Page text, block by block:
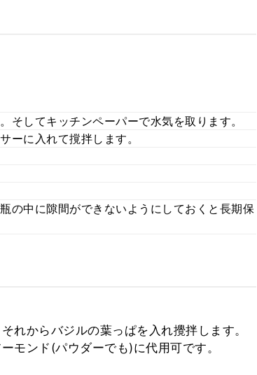
そしてキッチンペーパーで水気を取ります。
ーに入れて撹拌します。
の中に隙間ができないようにしておくと長期保
れからバジルの葉っぱを入れ攪拌します。
モンド(パウダーでも)に代用可です。